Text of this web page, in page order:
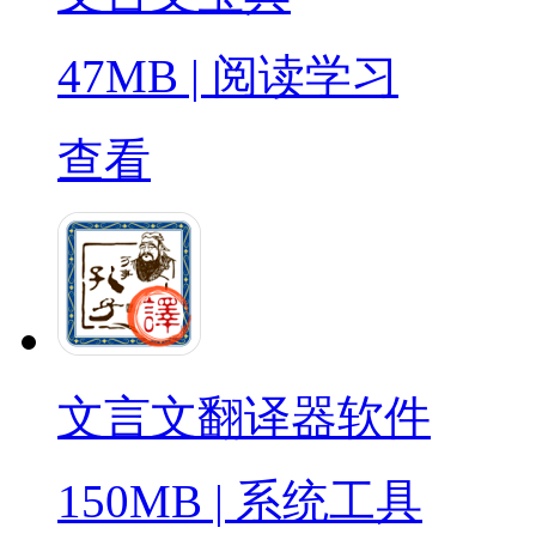
47MB | 阅读学习
查看
文言文翻译器软件
150MB | 系统工具